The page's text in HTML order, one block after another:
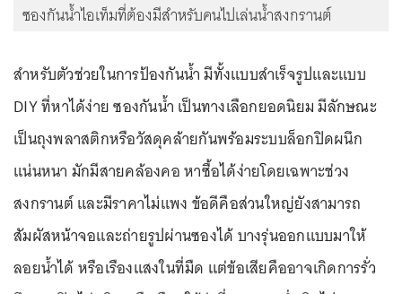
ซองกันน้ำไอเท็มที่ต้องมีสำหรับคนไปเล่นน้ำสงกรานต์
สำหรับตัวช่วยในการป้องกันน้ำ มีทั้งแบบสำเร็จรูปและแบบ
DIY ที่หาได้ง่าย ซองกันน้ำ เป็นทางเลือกยอดนิยม มีลักษณะ
เป็นถุงพลาสติกหรือวัสดุคล้ายกันพร้อมระบบล็อกปิดผนึก
แน่นหนา มักมีสายคล้องคอ หาซื้อได้ง่ายโดยเฉพาะช่วง
สงกรานต์ และมีราคาไม่แพง ข้อดีคือส่วนใหญ่ยังสามารถ
สัมผัสหน้าจอและถ่ายรูปผ่านซองได้ บางรุ่นออกแบบมาให้
ลอยน้ำได้ หรือเรืองแสงในที่มืด แต่ข้อเสียคืออาจเกิดการรั่ว